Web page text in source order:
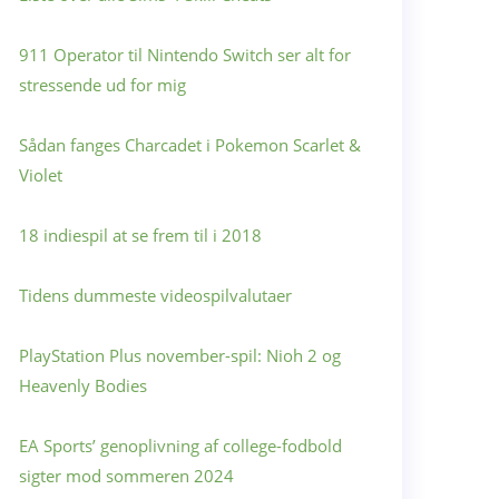
911 Operator til Nintendo Switch ser alt for
stressende ud for mig
Sådan fanges Charcadet i Pokemon Scarlet &
Violet
18 indiespil at se frem til i 2018
Tidens dummeste videospilvalutaer
PlayStation Plus november-spil: Nioh 2 og
Heavenly Bodies
EA Sports’ genoplivning af college-fodbold
sigter mod sommeren 2024